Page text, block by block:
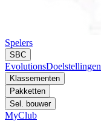
Spelers
SBC
EvolutionsDoelstellingen
Klassementen
Pakketten
Sel. bouwer
MyClub